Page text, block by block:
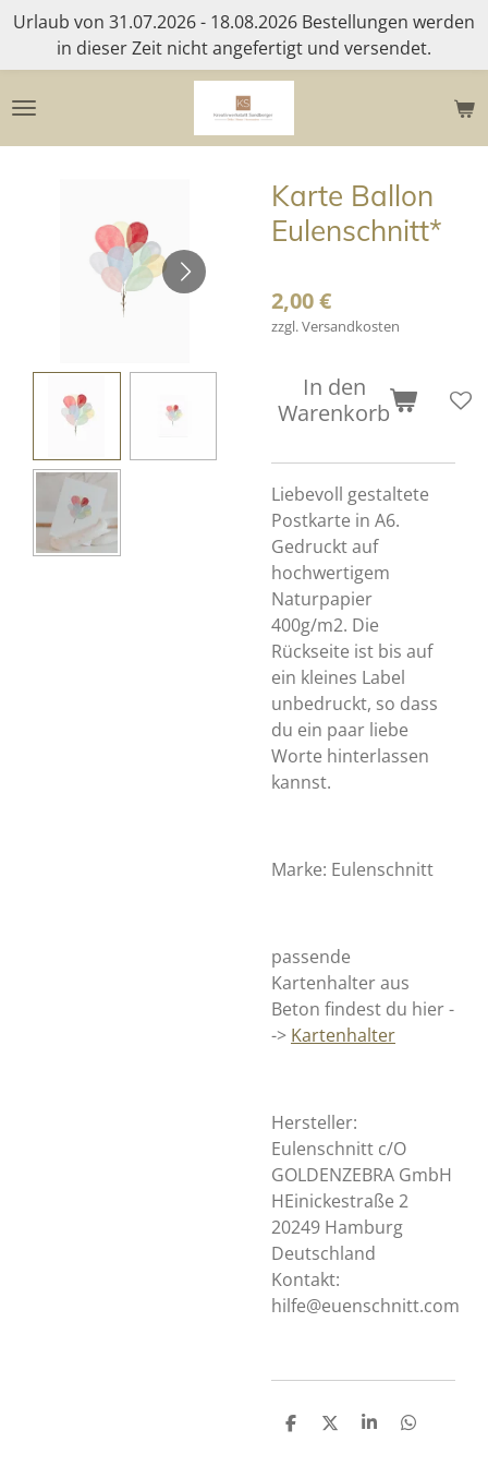
Zum
Hauptinhalt
springen
Urlaub von 31.07.2026 - 18.08.2026 Bestellungen werden
in dieser Zeit nicht angefertigt und versendet.
Karte Ballon
Eulenschnitt*
2,00 €
zzgl. Versandkosten
In den
Warenkorb
Liebevoll gestaltete
Postkarte in A6.
Gedruckt auf
hochwertigem
Naturpapier
400g/m2. Die
Rückseite ist bis auf
ein kleines Label
unbedruckt, so dass
du ein paar liebe
Worte hinterlassen
kannst.
Marke: Eulenschnitt
passende
Kartenhalter aus
Beton findest du hier -
-> Kartenhalter
Hersteller:
Eulenschnitt c/O
GOLDENZEBRA GmbH
HEinickestraße 2
20249 Hamburg
Deutschland
Kontakt:
hilfe@euenschnitt.com
T
T
T
T